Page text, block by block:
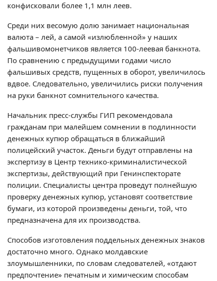
конфисковали более 1,1 млн леев.
Среди них весомую долю занимает национальная
валюта – лей, а самой «излюбленной» у наших
фальшивомонетчиков является 100-леевая банкнота.
По сравнению с предыдущими годами число
фальшивых средств, пущенных в оборот, увеличилось
вдвое. Следовательно, увеличились риски получения
на руки банкнот сомнительного качества.
Начальник пресс-службы ГИП рекомендовала
гражданам при малейшем сомнении в подлинности
денежных купюр обращаться в ближайший
полицейский участок. Деньги будут отправлены на
экспертизу в Центр технико-криминалистической
экспертизы, действующий при Генинспекторате
полиции. Специалисты центра проведут полнейшую
проверку денежных купюр, установят соответствие
бумаги, из которой произведены деньги, той, что
предназначена для их производства.
Способов изготовления поддельных денежных знаков
достаточно много. Однако молдавские
злоумышленники, по словам следователей, «отдают
предпочтение» печатным и химическим способам